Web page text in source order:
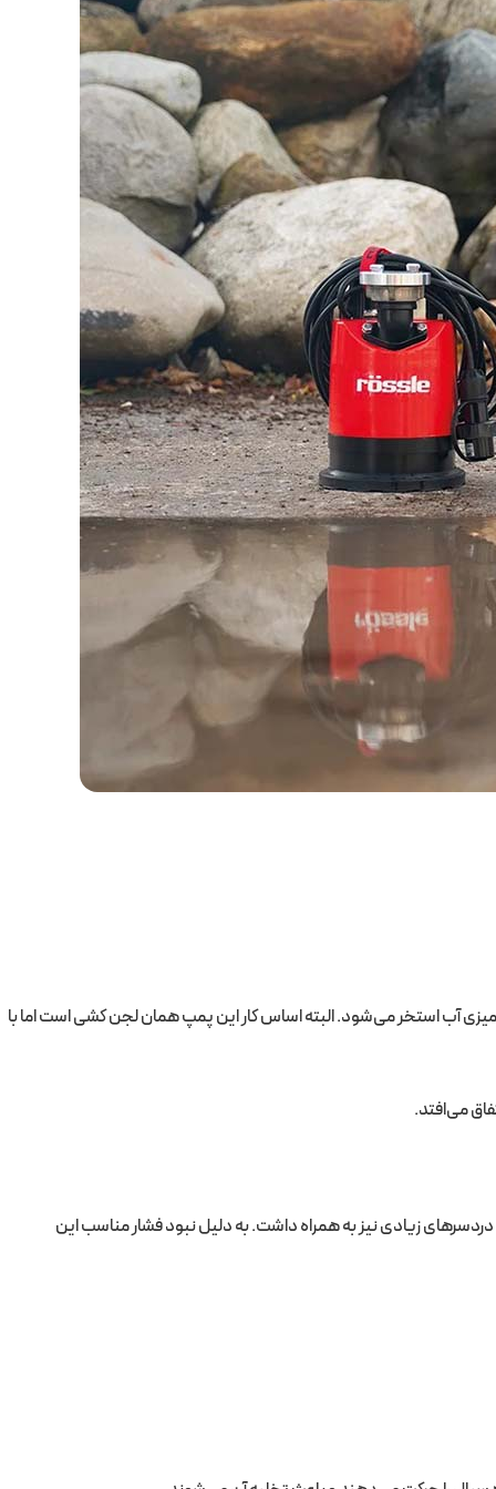
آب استخر می‌شود. البته اساس کار این پمپ همان لجن کشی است اما با
می‌افتد.
زیادی نیز به همراه داشت. به دلیل نبود فشار مناسب این